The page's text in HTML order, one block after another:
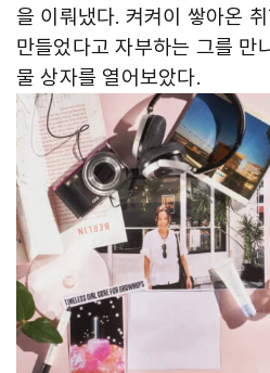
을 이뤄냈다. 켜켜이 쌓아온
만들었다고 자부하는 그를 만
물 상자를 열어보았다.